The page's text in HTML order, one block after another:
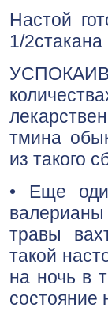
Настой
1/
тмина
из такого
• Еще
травы
такой
на ночь в
состояние